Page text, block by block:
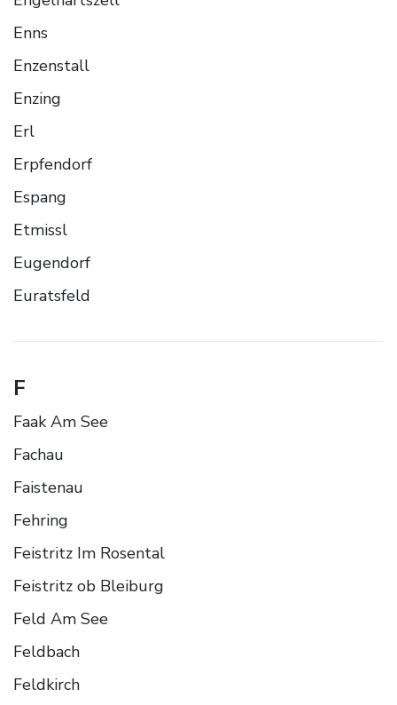
Enns
Enzenstall
Enzing
Erl
Erpfendorf
Espang
Etmissl
Eugendorf
Euratsfeld
F
Faak Am See
Fachau
Faistenau
Fehring
Feistritz Im Rosental
Feistritz ob Bleiburg
Feld Am See
Feldbach
Feldkirch